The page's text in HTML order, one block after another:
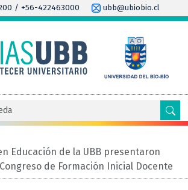
/ +56-422463000 ubb@ubiobio.cl
Educación de la UBB presentaron
de Formación Inicial Docente